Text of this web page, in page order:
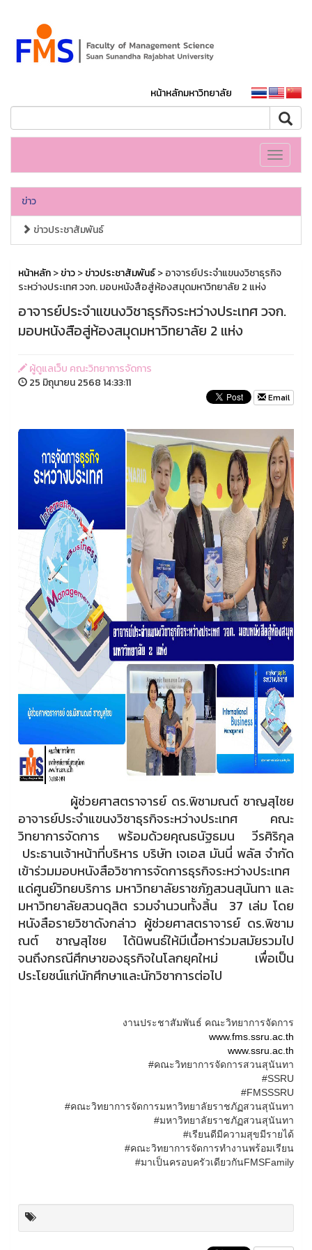
หน้าหลักมหาวิทยาลัย
Toggle
ข่าว
ข่าวประชาสัมพันธ์
หน้าหลัก>ข่าว>ข่าวประชาสัมพันธ์> อาจารย์ประจำแขนงวิชาธุรกิจ
ระหว่างประเทศ วจก. มอบหนังสือสู่ห้องสมุดมหาวิทยาลัย 2 แห่ง
อาจารย์ประจำแขนงวิชาธุรกิจระหว่างประเทศ วจก.
มอบหนังสือสู่ห้องสมุดมหาวิทยาลัย 2 แห่ง
ผู้ดูแลเว็บ คณะวิทยาการจัดการ
25 มิถุนายน 2568 14:33:11
Email
ผู้ช่วยศาสตราจารย์ ดร.พิชามณต์ ชาญสุไชย
อาจารย์ประจำแขนงวิชาธุรกิจระหว่างประเทศ คณะ
วิทยาการจัดการ พร้อมด้วยคุณธนัฐธมน วีรศิริกุล
ประธานเจ้าหน้าที่บริหาร บริษัท เจเอส มันนี่ พลัส จำกัด
เข้าร่วมมอบหนังสือวิชาการจัดการธุรกิจระหว่างประเทศ
แด่ศูนย์วิทยบริการ มหาวิทยาลัยราชภัฏสวนสุนันทา และ
มหาวิทยาลัยสวนดุสิต รวมจำนวนทั้งสิ้น 37 เล่ม โดย
หนังสือรายวิชาดังกล่าว ผู้ช่วยศาสตราจารย์ ดร.พิชาม
ณต์ ชาญสุไชย ได้นิพนธ์ให้มีเนื้อหาร่วมสมัยรวมไป
จนถึงกรณีศึกษาของธุรกิจในโลกยุคใหม่ เพื่อเป็น
ประโยชน์แก่นักศึกษาและนักวิชาการต่อไป
งานประชาสัมพันธ์ คณะวิทยาการจัดการ
www.fms.ssru.ac.th
www.ssru.ac.th
#คณะวิทยาการจัดการสวนสุนันทา
#SSRU
#FMSSSRU
#คณะวิทยาการจัดการมหาวิทยาลัยราชภัฏสวนสุนันทา
#มหาวิทยาลัยราชภัฏสวนสุนันทา
#เรียนดีมีความสุขมีรายได้
#คณะวิทยาการจัดการทำงานพร้อมเรียน
#มาเป็นครอบครัวเดียวกันFMSFamily